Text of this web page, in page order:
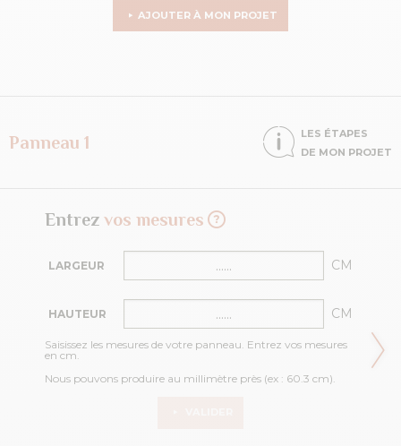
AJOUTER À MON PROJET
Panneau 1
LES ÉTAPES
DE MON PROJET
Entrez vos mesures
LARGEUR CM
HAUTEUR CM
Saisissez les mesures de votre panneau. Entrez vos mesures
en cm.
Nous pouvons produire au millimètre près (ex : 60.3 cm).